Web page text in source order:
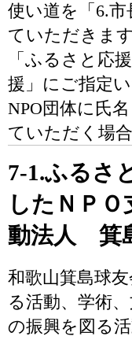
使い道を「6.
ていただきま
「ふるさと応
援」にご指定
NPO団体に氏
ていただく場
7-1.ふるさ
したＮＰ
動法人 箕
和歌山箕島球
る活動、学術
の振興を図る